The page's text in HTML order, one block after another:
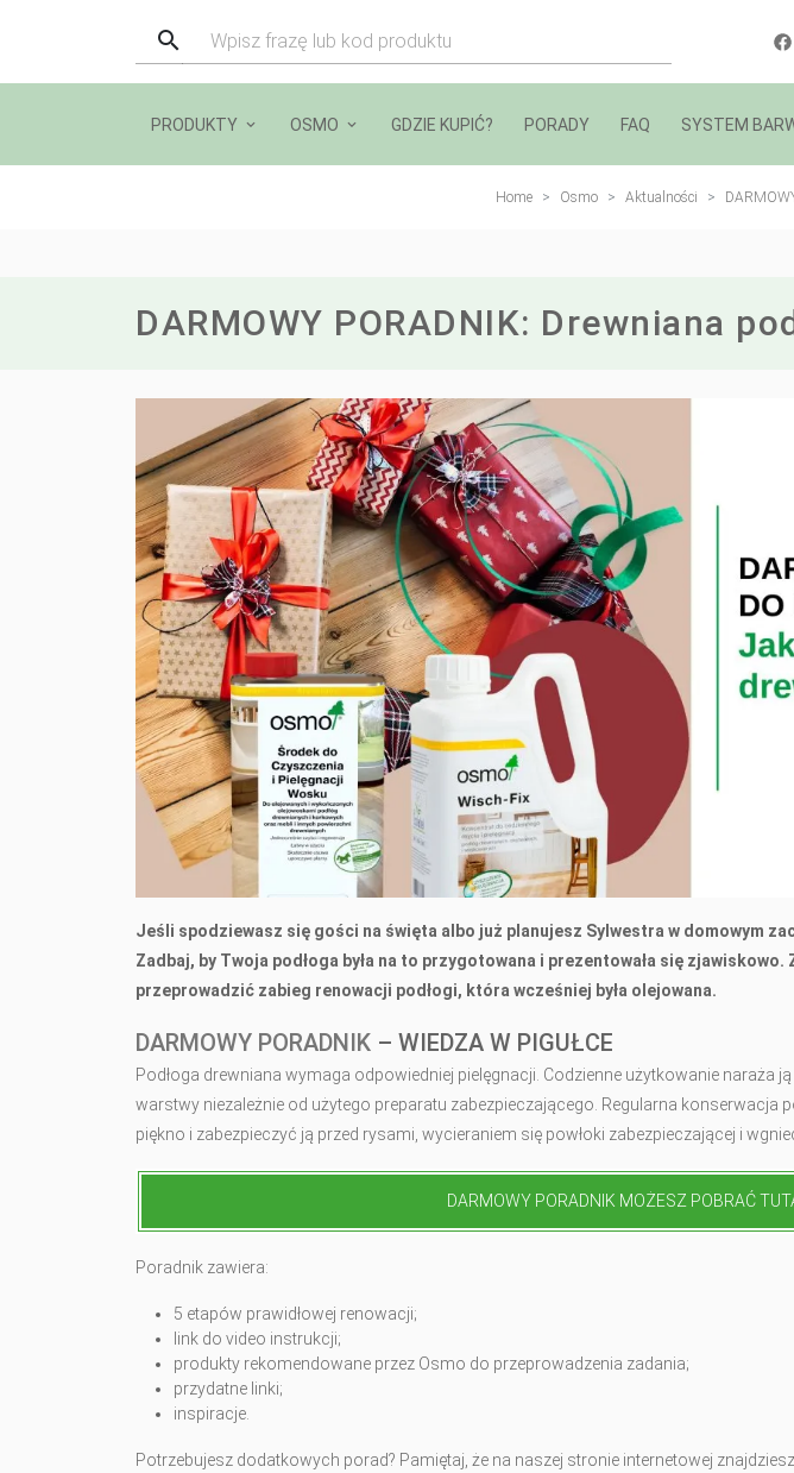
PRODUKTY OSMO GDZIE KUPIĆ? PORADY FAQ SYSTEM
Home Osmo Aktualności
DARMOWY PORADNIK: Drewniana
Jeśli spodziewasz się gości na święta albo już planujesz Sylwestra w domowym
Zadbaj, by Twoja podłoga była na to przygotowana i prezentowała się
przeprowadzić zabieg renowacji podłogi, która wcześniej była olejowana.
DARMOWY PORADNIK – WIEDZA W PIGUŁCE
Podłoga drewniana wymaga odpowiedniej pielęgnacji. Codzienne użytkowanie naraża
warstwy niezależnie od użytego preparatu zabezpieczającego. Regularna konserwacja
piękno i zabezpieczyć ją przed rysami, wycieraniem się powłoki zabezpieczającej i
DARMOWY PORADNIK MOŻESZ POBRAĆ
Poradnik zawiera:
5 etapów prawidłowej renowacji;
link do video instrukcji;
produkty rekomendowane przez Osmo do przeprowadzenia zadania;
przydatne linki;
inspiracje.
Potrzebujesz dodatkowych porad? Pamiętaj, że na naszej stronie internetowej